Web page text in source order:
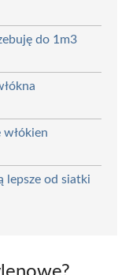
do 1m3
włókien
lepsze od siatki